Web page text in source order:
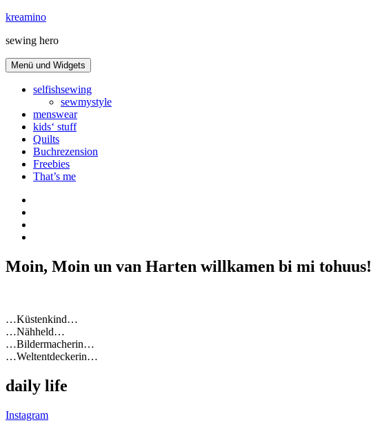
Zum
springen
kreamino
sewing hero
Menü und Widgets
selfishsewing
sewmystyle
menswear
kids‘ stuff
Quilts
Buchrezension
Freebies
That’s me
Moin, Moin un van Harten willkamen bi mi tohuus!
…Küstenkind…
…Nähheld…
…Bildermacherin…
…Weltentdeckerin…
daily life
Instagram